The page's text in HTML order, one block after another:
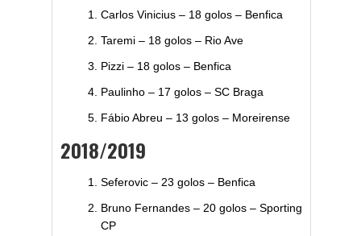
Carlos Vinicius – 18 golos – Benfica
Taremi – 18 golos – Rio Ave
Pizzi – 18 golos – Benfica
Paulinho – 17 golos – SC Braga
Fábio Abreu – 13 golos – Moreirense
2018/2019
Seferovic – 23 golos – Benfica
Bruno Fernandes – 20 golos – Sporting
CP